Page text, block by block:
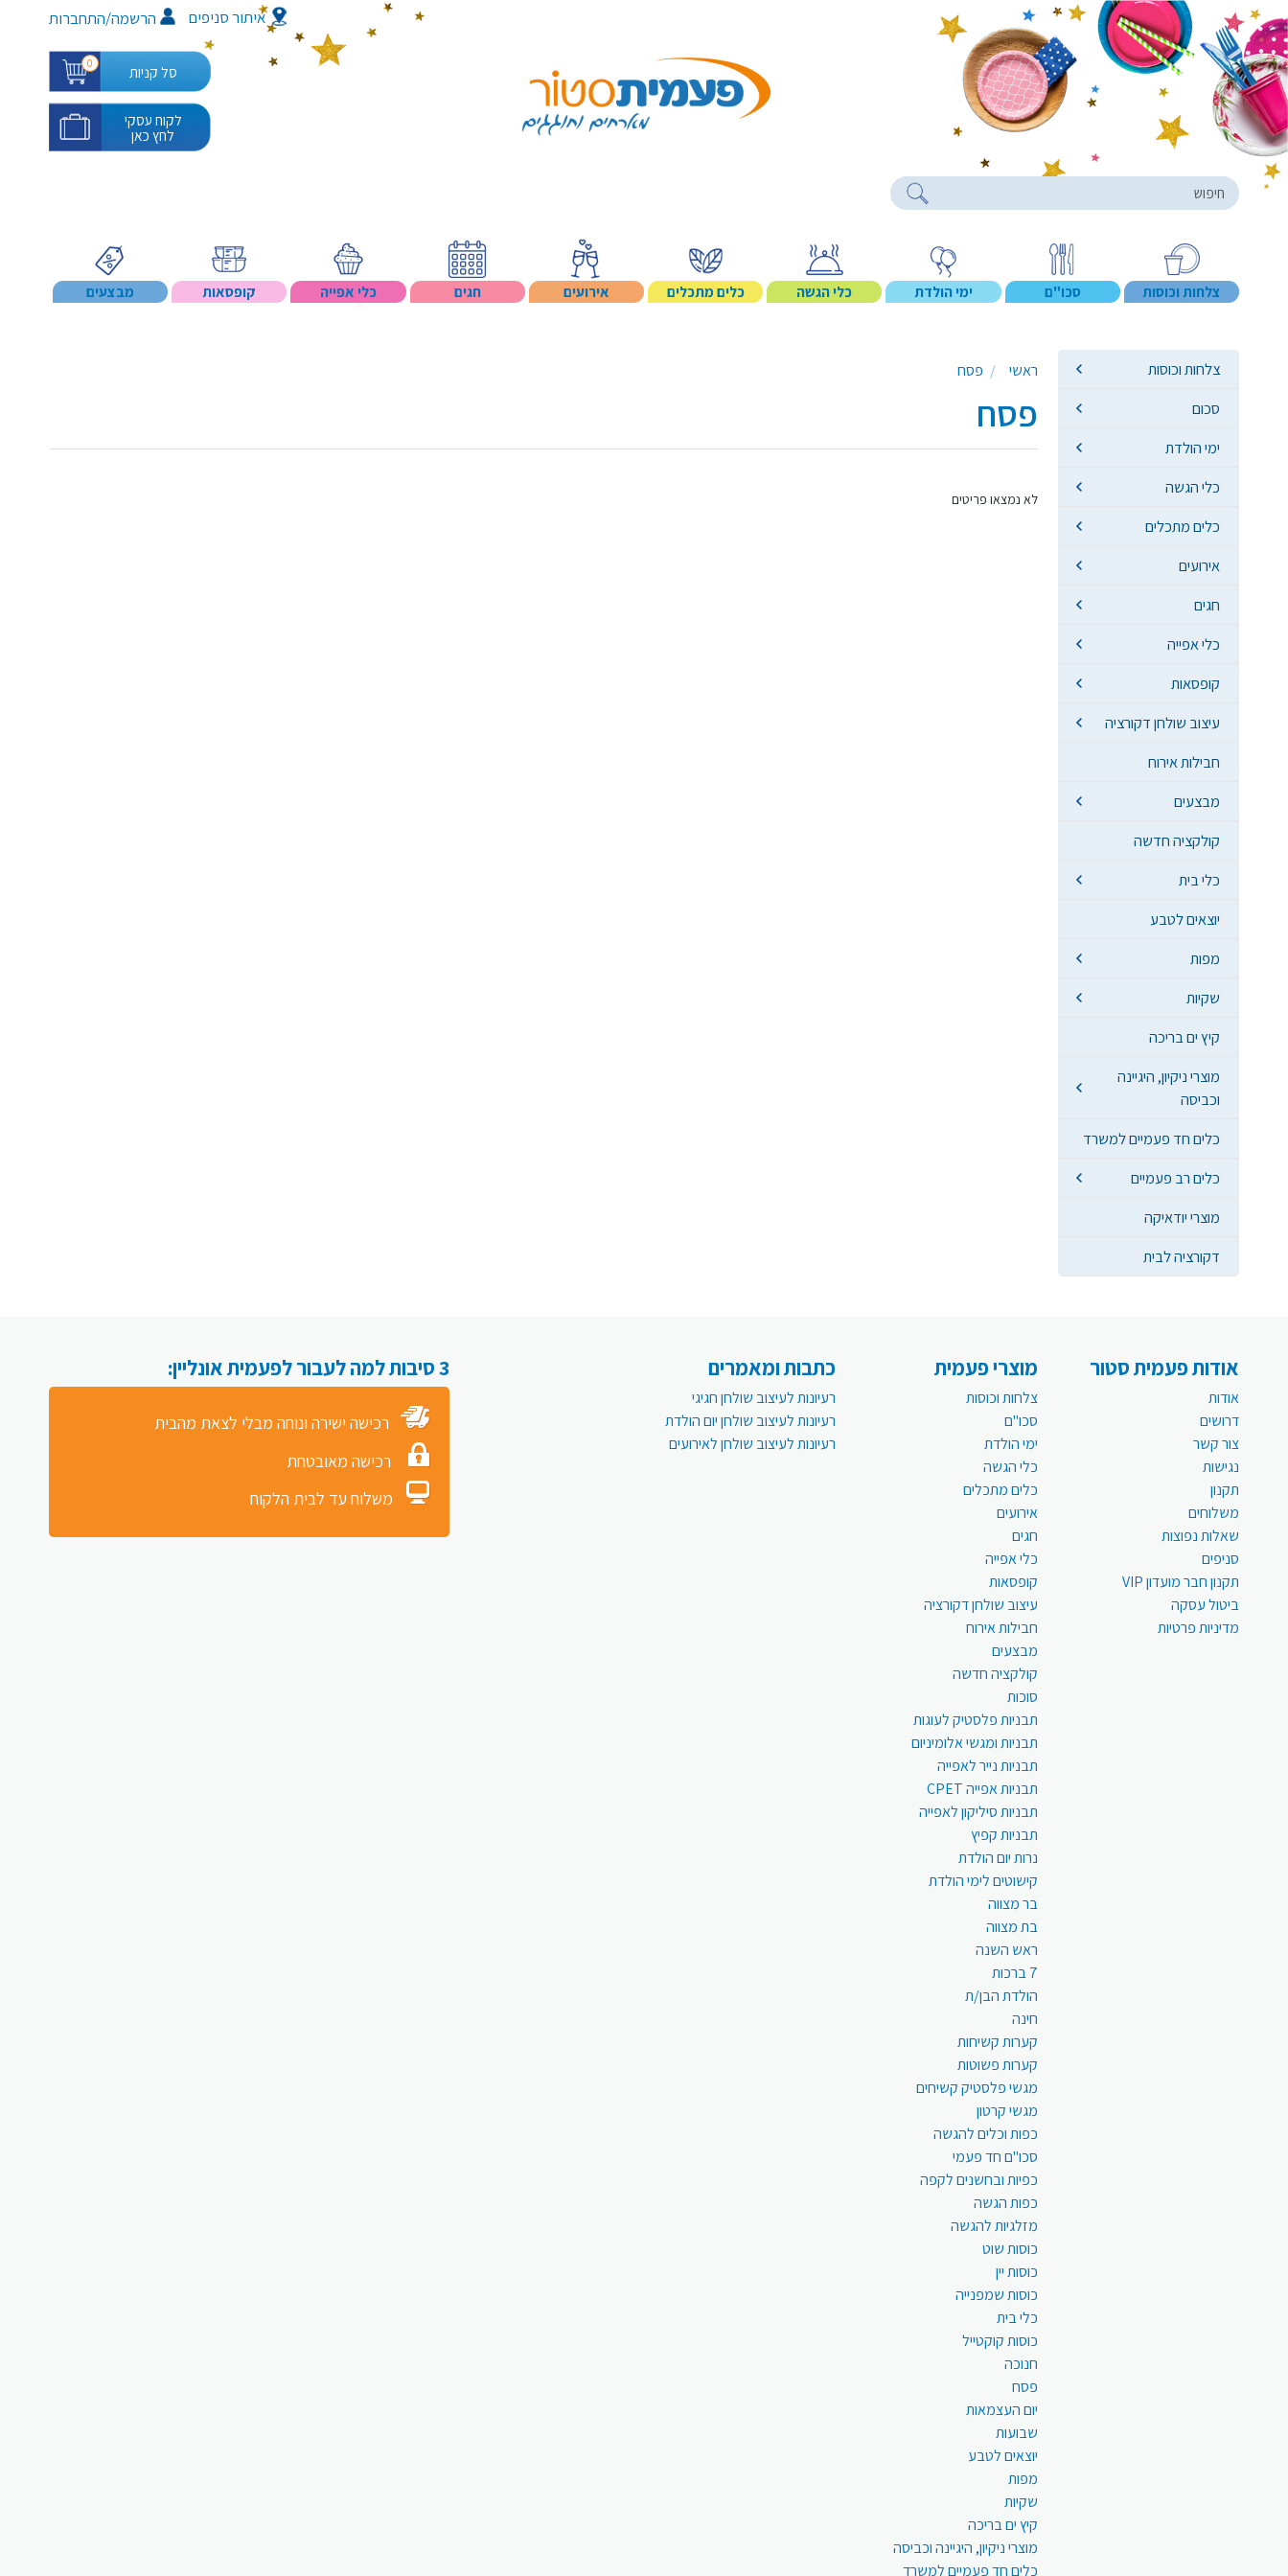
איתור סניפים הרשמה/התחברות
סל קניות 0
לקוח עסקי
לחץ כאן
Search products
צלחות וכוסות סכו"ם ימי הולדת כלי הגשה כלים מתכלים אירועים חגים כלי אפייה קופסאות מבצעים
צלחות וכוסות
סכום
ימי הולדת
כלי הגשה
כלים מתכלים
אירועים
חגים
כלי אפייה
קופסאות
עיצוב שולחן דקורציה
חבילות אירוח
מבצעים
קולקציה חדשה
כלי בית
יוצאים לטבע
מפות
שקיות
קיץ ים בריכה
מוצרי ניקיון, היגיינה
וכביסה
כלים חד פעמיים למשרד
כלים רב פעמיים
מוצרי יודאיקה
דקורציה לבית
ראשי פסח
פסח
לא נמצאו פריטים
אודות פעמית סטור
אודות
דרושים
צור קשר
נגישות
תקנון
משלוחים
שאלות נפוצות
סניפים
תקנון חבר מועדון VIP
ביטול עסקה
מדיניות פרטיות
מוצרי פעמית
צלחות וכוסות
סכו"ם
ימי הולדת
כלי הגשה
כלים מתכלים
אירועים
חגים
כלי אפייה
קופסאות
עיצוב שולחן דקורציה
חבילות אירוח
מבצעים
קולקציה חדשה
סוכות
תבניות פלסטיק לעוגות
תבניות ומגשי אלומיניום
תבניות נייר לאפייה
תבניות אפייה CPET
תבניות סיליקון לאפייה
תבניות קפיץ
נרות יום הולדת
קישוטים לימי הולדת
בר מצווה
בת מצווה
ראש השנה
7 ברכות
הולדת הבן/ת
חינה
קערות קשיחות
קערות פשוטות
מגשי פלסטיק קשיחים
מגשי קרטון
כפות וכלים להגשה
סכו"ם חד פעמי
כפיות ובחשנים לקפה
כפות הגשה
מזלגיות להגשה
כוסות שוט
כוסות יין
כוסות שמפנייה
כלי בית
כוסות קוקטייל
חנוכה
פסח
יום העצמאות
שבועות
יוצאים לטבע
מפות
שקיות
קיץ ים בריכה
מוצרי ניקיון, היגיינה וכביסה
כלים חד פעמיים למשרד
כתבות ומאמרים
רעיונות לעיצוב שולחן חגיגי
רעיונות לעיצוב שולחן יום הולדת
רעיונות לעיצוב שולחן לאירועים
3 סיבות למה לעבור לפעמית אונליין:
רכישה ישירה ונוחה מבלי לצאת מהבית
רכישה מאובטחת
משלוח עד לבית הלקוח